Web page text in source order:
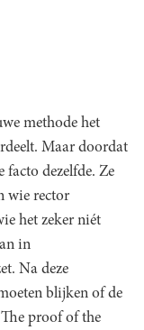
methode het
Maar doordat
dezelfde. Ze
wie rector
het zeker niét
in
Na deze
blijken of de
proof of the